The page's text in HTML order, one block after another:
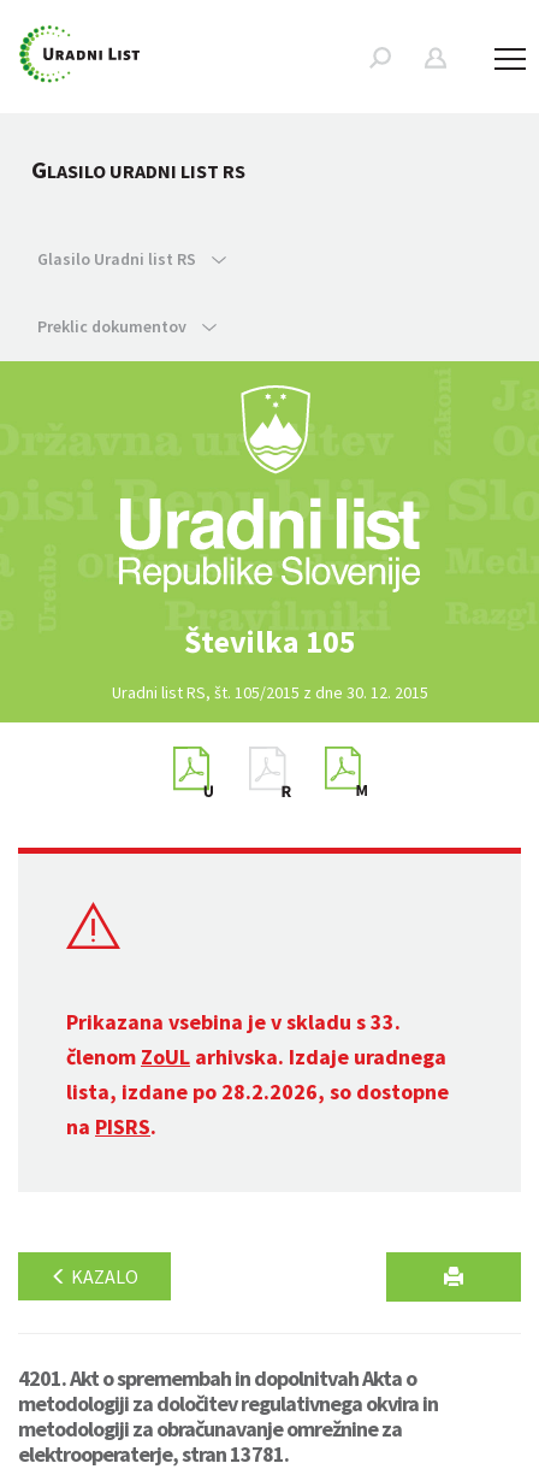
GLASILO URADNI LIST RS
Glasilo Uradni list RS
Preklic dokumentov
Številka 105
Uradni list RS, št. 105/2015 z dne 30. 12. 2015
Prikazana vsebina je v skladu s 33.
členom ZoUL arhivska. Izdaje uradnega
lista, izdane po 28.2.2026, so dostopne
na PISRS.
KAZALO
4201. Akt o spremembah in dopolnitvah Akta o
metodologiji za določitev regulativnega okvira in
metodologiji za obračunavanje omrežnine za
elektrooperaterje, stran 13781.